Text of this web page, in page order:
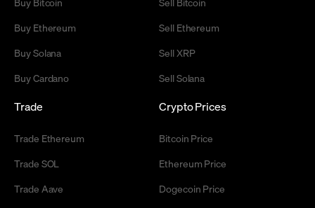
Buy Ethereum
Buy Solana
Buy Cardano
Sell Ethereum
Sell XRP
Sell Solana
Trade
Trade Ethereum
Trade SOL
Trade Aave
Crypto Prices
Bitcoin Price
Ethereum Price
Dogecoin Price